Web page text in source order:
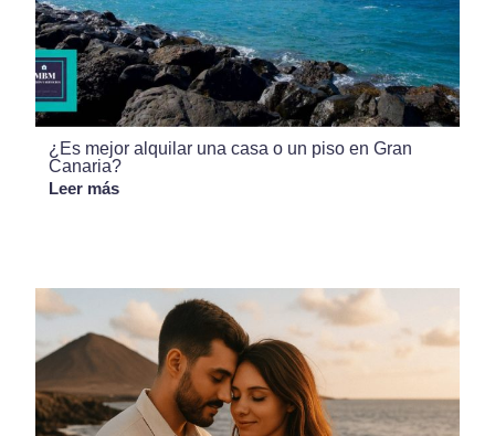
¿Es mejor alquilar una casa o un piso en Gran
Canaria?
Leer más